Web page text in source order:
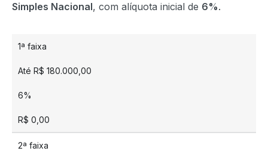
Simples Nacional, com alíquota inicial de 6%.
1ª faixa
Até R$ 180.000,00
6%
R$ 0,00
2ª faixa